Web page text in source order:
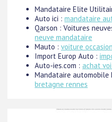
Mandataire Elite
Auto ici : mandataire
Qarson : Voitures
neuve mandataire
Mauto : voiture
Import Europ Auto :
Auto-ies.com : achat
Mandataire automobile
bretagne rennes